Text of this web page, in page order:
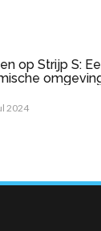
op Strijp S:
2024